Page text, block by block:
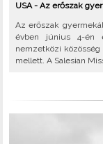
USA - Az erőszak
Az erőszak
évben június 4-én
nemzetközi
mellett. A Salesian